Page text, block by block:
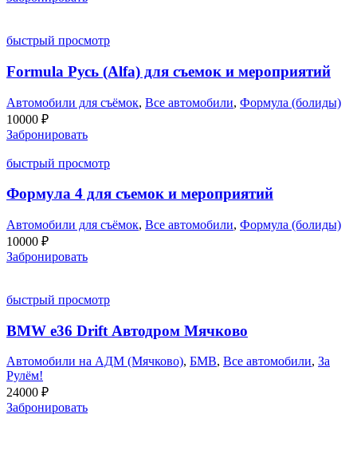
составляла
быстрый просмотр
Formula Русь (Alfa) для съемок и мероприятий
Автомобили для съёмок, Все автомобили, Формула (болиды)
10000 ₽
Забронировать
быстрый просмотр
Формула 4 для съемок и мероприятий
Автомобили для съёмок, Все автомобили, Формула (болиды)
10000 ₽
Забронировать
быстрый просмотр
BMW e36 Drift Автодром Мячково
Автомобили на АДМ (Мячково), БМВ, Все автомобили, За
Рулём!
24000 ₽
Забронировать